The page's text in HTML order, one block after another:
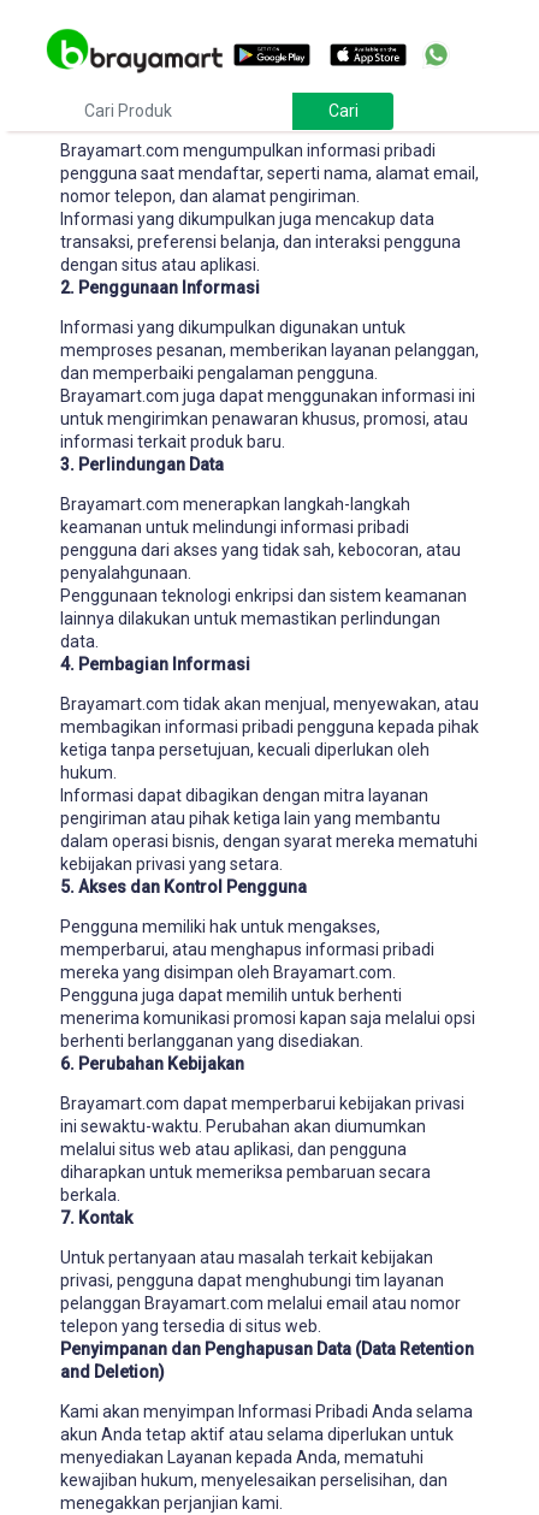
Kebijakan Privasi
1. Pengumpulan Informasi Pribadi
Brayamart.com mengumpulkan informasi pribadi
pengguna saat mendaftar, seperti nama, alamat email,
nomor telepon, dan alamat pengiriman.
Informasi yang dikumpulkan juga mencakup data
transaksi, preferensi belanja, dan interaksi pengguna
dengan situs atau aplikasi.
2. Penggunaan Informasi
Informasi yang dikumpulkan digunakan untuk
memproses pesanan, memberikan layanan pelanggan,
dan memperbaiki pengalaman pengguna.
Brayamart.com juga dapat menggunakan informasi ini
untuk mengirimkan penawaran khusus, promosi, atau
informasi terkait produk baru.
3. Perlindungan Data
Brayamart.com menerapkan langkah-langkah
keamanan untuk melindungi informasi pribadi
pengguna dari akses yang tidak sah, kebocoran, atau
penyalahgunaan.
Penggunaan teknologi enkripsi dan sistem keamanan
lainnya dilakukan untuk memastikan perlindungan
data.
4. Pembagian Informasi
Brayamart.com tidak akan menjual, menyewakan, atau
membagikan informasi pribadi pengguna kepada pihak
ketiga tanpa persetujuan, kecuali diperlukan oleh
hukum.
Informasi dapat dibagikan dengan mitra layanan
pengiriman atau pihak ketiga lain yang membantu
dalam operasi bisnis, dengan syarat mereka mematuhi
kebijakan privasi yang setara.
5. Akses dan Kontrol Pengguna
Pengguna memiliki hak untuk mengakses,
memperbarui, atau menghapus informasi pribadi
mereka yang disimpan oleh Brayamart.com.
Pengguna juga dapat memilih untuk berhenti
menerima komunikasi promosi kapan saja melalui opsi
berhenti berlangganan yang disediakan.
6. Perubahan Kebijakan
Brayamart.com dapat memperbarui kebijakan privasi
ini sewaktu-waktu. Perubahan akan diumumkan
melalui situs web atau aplikasi, dan pengguna
diharapkan untuk memeriksa pembaruan secara
berkala.
7. Kontak
Untuk pertanyaan atau masalah terkait kebijakan
privasi, pengguna dapat menghubungi tim layanan
pelanggan Brayamart.com melalui email atau nomor
telepon yang tersedia di situs web.
Penyimpanan dan Penghapusan Data (Data Retention
and Deletion)
Kami akan menyimpan Informasi Pribadi Anda selama
akun Anda tetap aktif atau selama diperlukan untuk
menyediakan Layanan kepada Anda, mematuhi
kewajiban hukum, menyelesaikan perselisihan, dan
menegakkan perjanjian kami.